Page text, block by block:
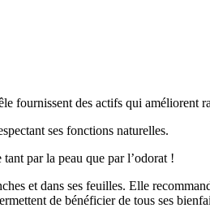
des actifs qui améliorent
ses fonctions naturelles.
par la peau que par l’odorat !
et dans ses feuilles. Elle
de bénéficier de tous ses